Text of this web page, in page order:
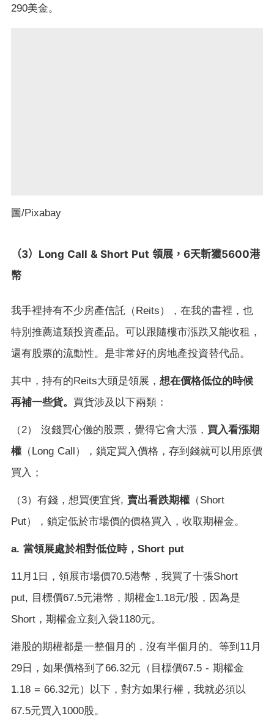
290美金。
圖/Pixabay
（3） Long Call & Short Put 領展， 6天斬獲5600港
幣
我手裡持有不少房產信託（ Reits），在我的書裡，也
特別推薦這類投資產品。可以跟隨樓市漲跌又能收租，
還有股票的流動性。是非常好的房地產投資替代品。
其中，持有的 Reits大頭是領展， 想在價格低位的時候
再補一些貨。 買貨涉及以下兩類：
（2） 沒錢買心儀的股票，覺得它會大漲， 買入看漲期
權 （ Long Call ），鎖定買入價格，存到錢就可以用原價
買入；
（3）有錢，想買便宜貨, 賣出看跌期權 （Short
Put），鎖定低於市場價的價格買入，收取期權金。
a. 當領展處於相對低位時， Short put
11月 1 日，領展市場價70.5港幣，我買了十張Short
put, 目標價67.5元港幣，期權金1.18元/股，因為是
Short ，期權金立刻入袋1180元。
港股的期權都是一整個月的，沒有半個月的。等到 11月
29 日，如果價格到了66.32元（目標價67.5 - 期權金
1.18 = 66.32元）以下，對方如果行權，我就必須以
67.5元買入 1000股。